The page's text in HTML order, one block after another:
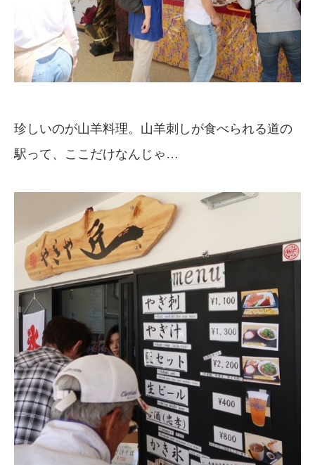
珍しいのが山羊料理。山羊刺しが食べられる道の
駅って、ここだけなんじゃ…